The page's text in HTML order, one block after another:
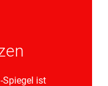
Spiegel ist